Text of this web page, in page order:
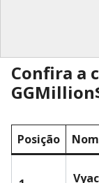
Confira a
Posição